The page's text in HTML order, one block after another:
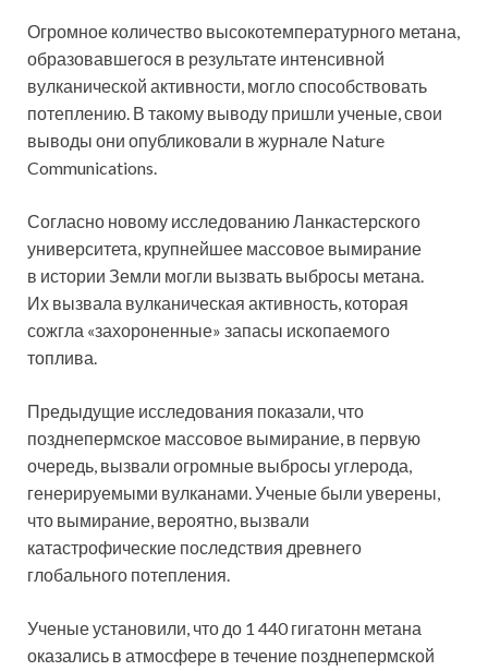
Огромное количество высокотемпературного метана,
образовавшегося в результате интенсивной
вулканической активности, могло способствовать
потеплению. В такому выводу пришли ученые, свои
выводы они опубликовали в журнале Nature
Communications.
Согласно новому исследованию Ланкастерского
университета, крупнейшее массовое вымирание
в истории Земли могли вызвать выбросы метана.
Их вызвала вулканическая активность, которая
сожгла «захороненные» запасы ископаемого
топлива.
Предыдущие исследования показали, что
позднепермское массовое вымирание, в первую
очередь, вызвали огромные выбросы углерода,
генерируемыми вулканами. Ученые были уверены,
что вымирание, вероятно, вызвали
катастрофические последствия древнего
глобального потепления.
Ученые установили, что до 1 440 гигатонн метана
оказались в атмосфере в течение позднепермской